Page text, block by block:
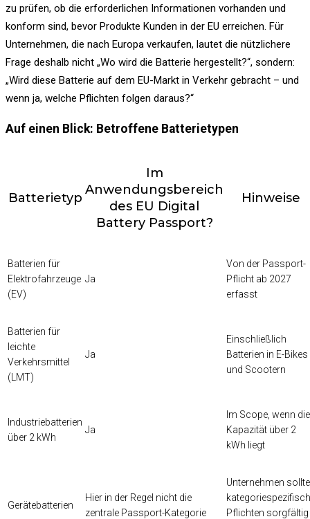
zu prüfen, ob die erforderlichen Informationen vorhanden und
konform sind, bevor Produkte Kunden in der EU erreichen. Für
Unternehmen, die nach Europa verkaufen, lautet die nützlichere
Frage deshalb nicht „Wo wird die Batterie hergestellt?“, sondern:
„Wird diese Batterie auf dem EU-Markt in Verkehr gebracht – und
wenn ja, welche Pflichten folgen daraus?“
Auf einen Blick: Betroffene Batterietypen
Batterietyp
Im
Anwendungsbereich
des EU Digital
Battery Passport?
Hinweise
Batterien für
Elektrofahrzeuge
(EV)
Ja
Von der Passport-
Pflicht ab 2027
erfasst
Batterien für
leichte
Verkehrsmittel
(LMT)
Ja
Einschließlich
Batterien in E-Bikes
und Scootern
Industriebatterien
über 2 kWh
Ja
Im Scope, wenn die
Kapazität über 2
kWh liegt
Gerätebatterien
Hier in der Regel nicht die
zentrale Passport-Kategorie
Unternehmen
Pflichten sorgfältig